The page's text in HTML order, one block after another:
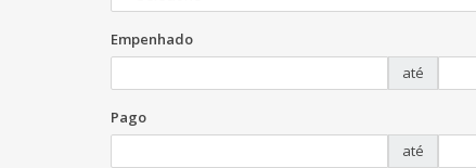
Empenhado
até
Pago
até